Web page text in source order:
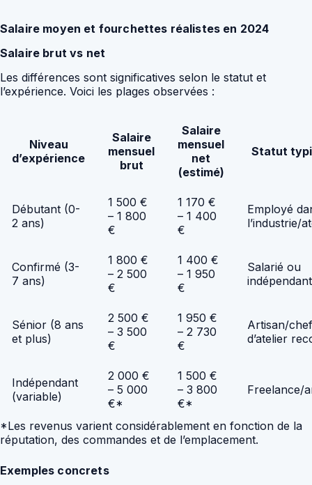
Salaire moyen et fourchettes réalistes en 2024
Salaire brut vs net
Les différences sont significatives selon le statut et
l’expérience. Voici les plages observées :
Niveau
d’expérience
Salaire
mensuel
brut
Salaire
mensuel
net
(estimé)
Statut
Débutant (0-
2 ans)
1 500 €
– 1 800
€
1 170 €
– 1 400
€
Employé
l’industrie/
Confirmé (3-
7 ans)
1 800 €
– 2 500
€
1 400 €
– 1 950
€
Salarié ou
indépendant
Sénior (8 ans
et plus)
2 500 €
– 3 500
€
1 950 €
– 2 730
€
Artisan/chef
d’atelier
Indépendant
(variable)
2 000 €
– 5 000
€*
1 500 €
– 3 800
€*
Freelance/
*Les revenus varient considérablement en fonction de la
réputation, des commandes et de l’emplacement.
Exemples concrets